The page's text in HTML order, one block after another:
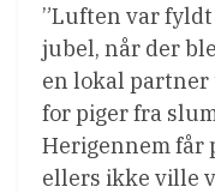
”Luften var
jubel, når der
en lokal
for piger fra
Herigennem får
ellers ikke ville